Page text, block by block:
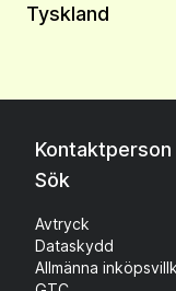
Tyskland
Kontaktperson
Sök
Avtryck
Dataskydd
Allmänna